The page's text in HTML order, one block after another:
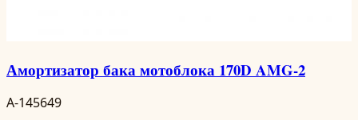
Амортизатор бака мотоблока 170D AMG-2
A-145649